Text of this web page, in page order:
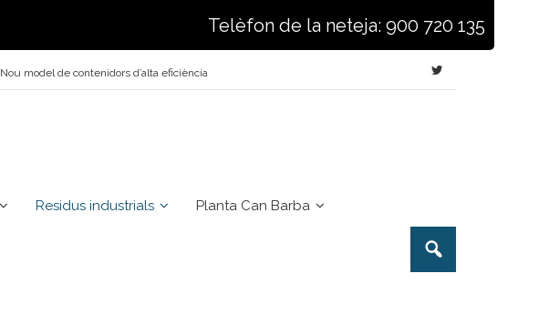
Telèfon de la neteja: 900 720 135
Nou model de contenidors d’alta eficiència
Residus industrials Planta Can Barba